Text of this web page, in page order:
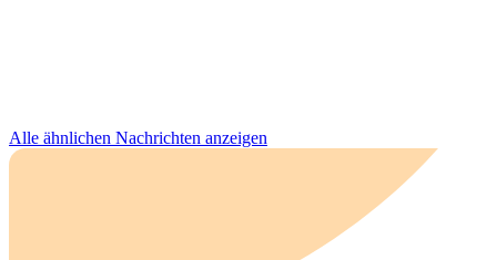
Alle ähnlichen Nachrichten anzeigen